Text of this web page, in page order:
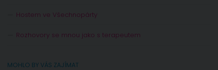
Hostem ve Všechnopárty
Rozhovory se mnou jako s terapeutem
MOHLO BY VÁS ZAJÍMAT